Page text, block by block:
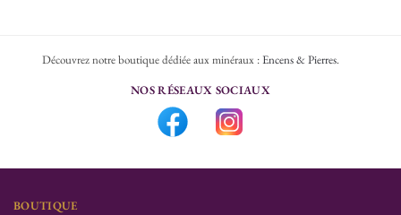
Découvrez notre boutique dédiée aux minéraux :Encens & Pierres.
NOS RÉSEAUX SOCIAUX
BOUTIQUE